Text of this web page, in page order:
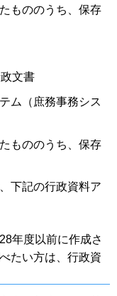
もののうち、保存
文書
ム（庶務事務シス
もののうち、保存
下記の行政資料ア
年度以前に作成さ
たい方は、行政資